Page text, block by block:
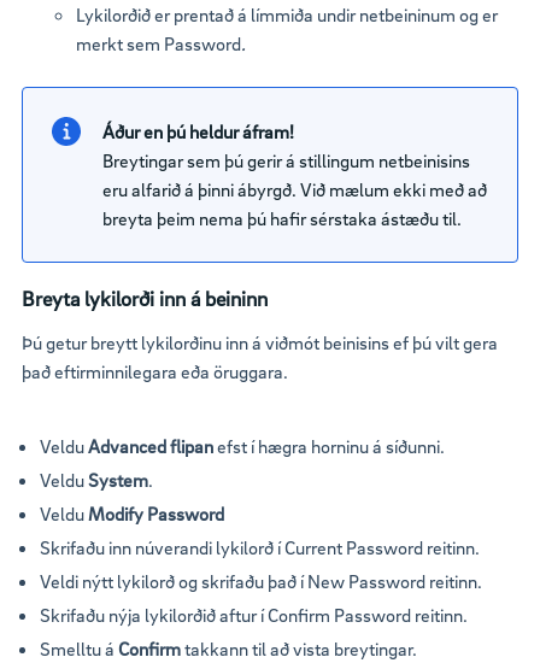
Lykilorðið er prentað á límmiða undir netbeininum og er
merkt sem Password.
Áður en þú heldur áfram!
Breytingar sem þú gerir á stillingum netbeinisins
eru alfarið á þinni ábyrgð. Við mælum ekki með að
breyta þeim nema þú hafir sérstaka ástæðu til.
Breyta lykilorði inn á beininn
Þú getur breytt lykilorðinu inn á viðmót beinisins ef þú vilt gera
það eftirminnilegara eða öruggara.
VelduAdvanced flipanefst í hægra horninu á síðunni.
VelduSystem.
VelduModify Password
Skrifaðu inn núverandi lykilorð í Current Password reitinn.
Veldi nýtt lykilorð og skrifaðu það í New Password reitinn.
Skrifaðu nýja lykilorðið aftur í Confirm Password reitinn.
Smelltu á Confirmtakkann til að vista breytingar.